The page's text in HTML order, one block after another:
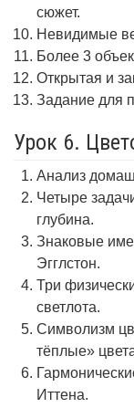
сюжет.
Невидимые
Более 3
Открытая и
Задание для
Урок 6.
Анализ
Четыре
глубина.
Знаковые
Эгглстон.
Три
светлота.
Символизм
тёплые»
Иттена.